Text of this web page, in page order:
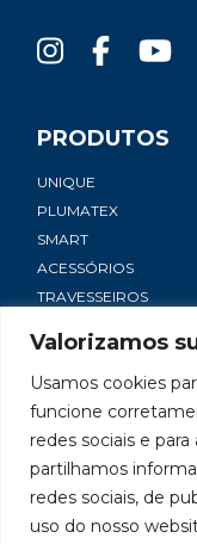
Valorizamos
Usamos cookies
funcione
redes sociais e
partilhamos
redes sociais, de
uso do nosso
PRODUTOS
UNIQUE
PLUMATEX
SMART
ACESSÓRIOS
TRAVESSEIROS